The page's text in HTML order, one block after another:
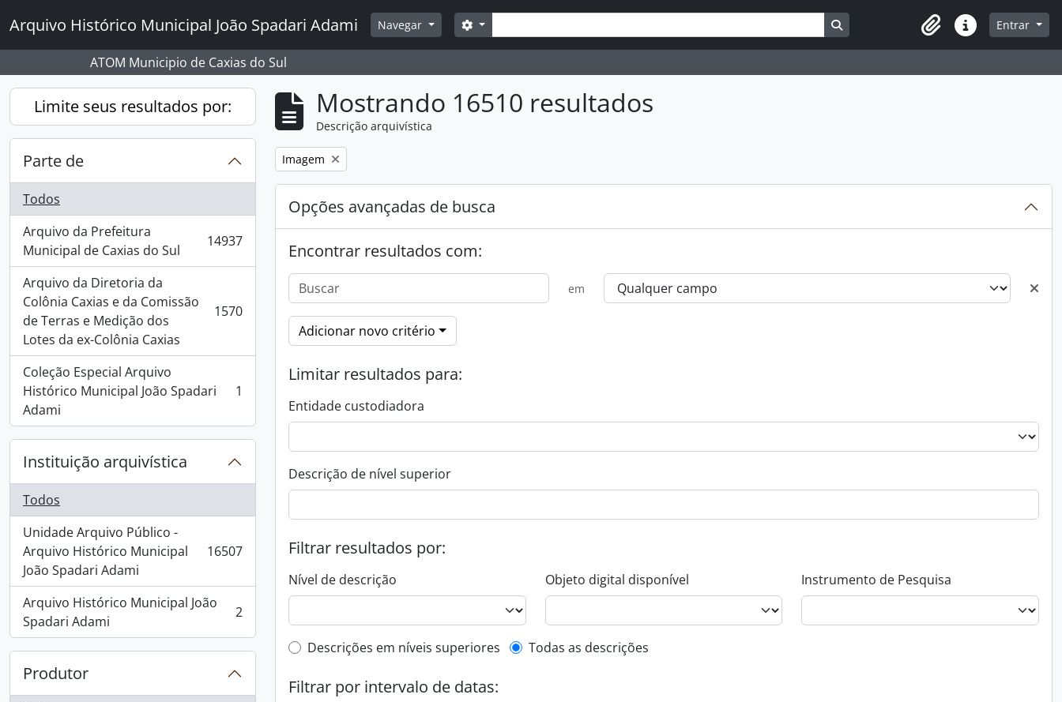
Arquivo Histórico Municipal João Spadari Adami Navegar Buscar
Opções de busca Busque na página de navegação
Atalhos Entrar
ATOM Municipio de Caxias do Sul
Limite seus resultados por:
Parte de
Todos
Arquivo da Prefeitura
Municipal de Caxias do Sul
, 14937 resultados 14937
Arquivo da Diretoria da
Colônia Caxias e da Comissão
de Terras e Medição dos
Lotes da ex-Colônia Caxias
, 1570 resultados 1570
Coleção Especial Arquivo
Histórico Municipal João Spadari
Adami
, 1 resultados 1
Instituição arquivística
Todos
Unidade Arquivo Público -
Arquivo Histórico Municipal
João Spadari Adami
, 16507 resultados 16507
Arquivo Histórico Municipal João
Spadari Adami
, 2 resultados 2
Produtor
Mostrando 16510 resultados
Descrição arquivística
Remover filtro:
Imagem
Opções avançadas de busca
Encontrar resultados com:
em
Adicionar novo critério
Limitar resultados para:
Entidade custodiadora
Descrição de nível superior
Filtrar resultados por:
Nível de descrição Objeto digital disponível Instrumento de Pesquisa
Filtro de descrição de nível superior
Descrições em níveis superiores Todas as descrições
Filtrar por intervalo de datas: